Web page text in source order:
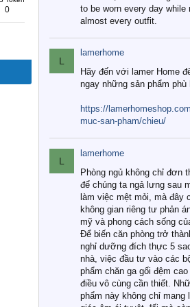
0
to be worn every day while
almost every outfit.
L
lamerhome
Hãy đến với lamer Home
ngay những sản phẩm phù
https://
muc-san-pham/chieu/
L
lamerhome
Phòng ngủ không chỉ đơn
để chúng ta ngả lưng sau
làm việc mệt mỏi, mà đây
không gian riêng tư phản
mỹ và phong cách sống
Để biến căn phòng trở
nghỉ dưỡng đích thực 5
nhà, việc đầu tư vào các
phẩm chăn ga gối đệm
điều vô cùng cần thiết.
phẩm này không chỉ mang